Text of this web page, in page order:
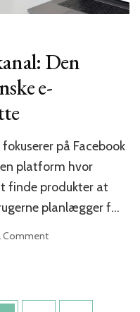
Den
e-
på Facebook
platform hvor
finde produkter at
planlægger f…
Commenton